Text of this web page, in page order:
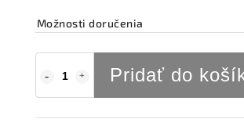
Možnosti doručenia
Pridať do